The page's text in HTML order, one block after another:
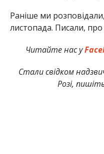
Раніше ми
листопада. Писали,
Читайте нас у
Стали свідком
Розі,